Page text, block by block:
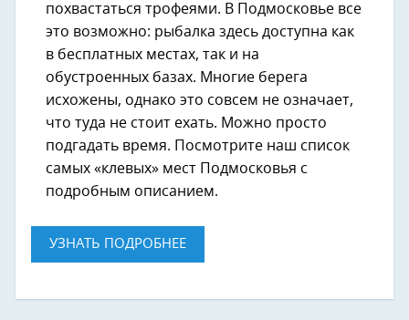
похвастаться трофеями. В Подмосковье все
это возможно: рыбалка здесь доступна как
в бесплатных местах, так и на
обустроенных базах. Многие берега
исхожены, однако это совсем не означает,
что туда не стоит ехать. Можно просто
подгадать время. Посмотрите наш список
самых «клевых» мест Подмосковья с
подробным описанием.
УЗНАТЬ ПОДРОБНЕЕ